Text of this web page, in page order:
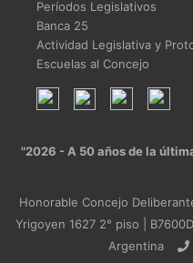
Períodos Legislativos
Banca 25
Actividad Legislativa y
Escuelas al Concejo
"2026 - A 50 años de la
Honorable Concejo
Yrigoyen 1627 2° piso |
Argentina